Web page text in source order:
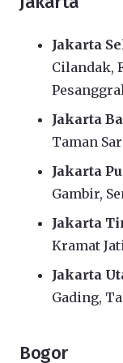
Jakarta
Cilandak,
Jakarta
Taman
Jakarta
Gambir,
Jakarta
Kramat
Jakarta
Gading,
Bogor